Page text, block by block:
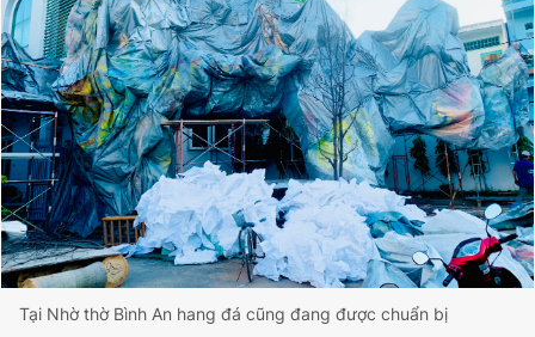
Tại Nhờ thờ Bình An hang đá cũng đang được chuẩn bị